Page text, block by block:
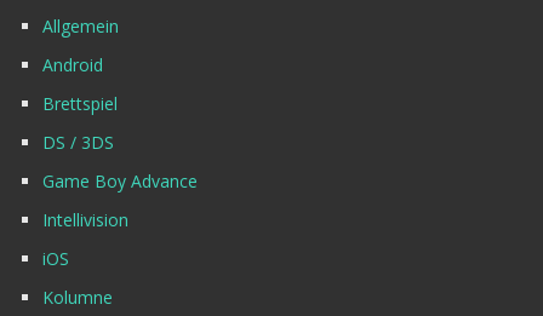
Allgemein
Android
Brettspiel
DS / 3DS
Game Boy Advance
Intellivision
iOS
Kolumne